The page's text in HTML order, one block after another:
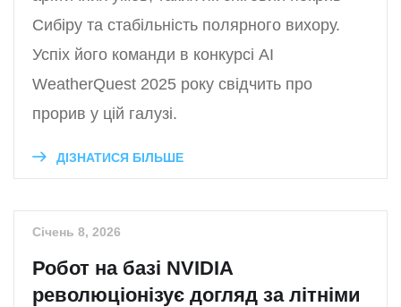
Сибіру та стабільність полярного вихору.
Успіх його команди в конкурсі AI
WeatherQuest 2025 року свідчить про
прорив у цій галузі.
ДІЗНАТИСЯ БІЛЬШЕ
Січень 8, 2026
Робот на базі NVIDIA
революціонізує догляд за літніми